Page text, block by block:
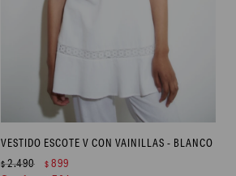
VESTIDO ESCOTE V CON VAINILLAS - BLANCO
$2.490 $ 899